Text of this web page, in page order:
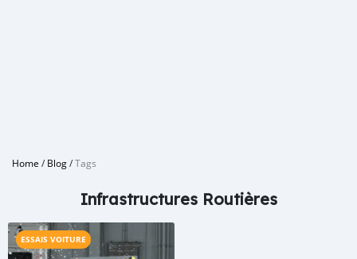
Home /Blog/Tags
Infrastructures Routières
ESSAIS VOITURE